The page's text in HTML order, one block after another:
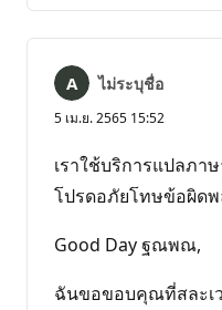
ไม่ระบุชื่อ
5 เม.ย. 2565 15:52
เราใช้บริการแปลภา
โปรดอภัยโทษข้อผิด
Good Day ฐณพณ,
ฉันขอขอบคุณที่สละเ